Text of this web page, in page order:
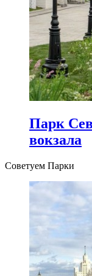
Парк
вокзала
Советуем Парки